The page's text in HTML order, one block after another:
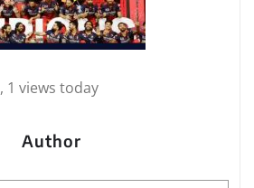
, 1 views today
Author